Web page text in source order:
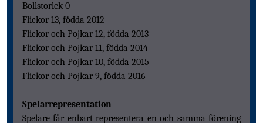
Bollstorlek 0
Flickor 13, födda 2012
Flickor och Pojkar 12, födda 2013
Flickor och Pojkar 11, födda 2014
Flickor och Pojkar 10, födda 2015
Flickor och Pojkar 9, födda 2016
Spelarrepresentation
Spelare får enbart representera en och samma förening